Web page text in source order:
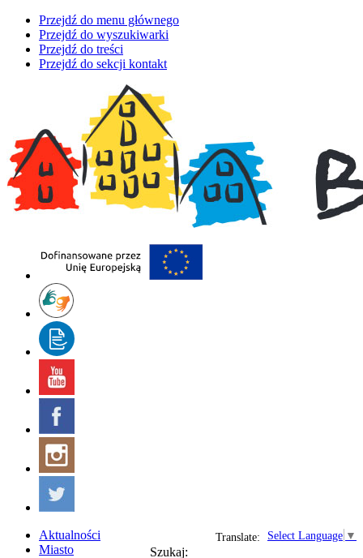
Przejdź do menu głównego
Przejdź do wyszukiwarki
Przejdź do treści
Przejdź do sekcji kontakt
Select Language ▼
Translate:
Szukaj:
Aktualności
Miasto